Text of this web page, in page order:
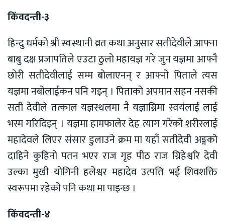
किंवदन्ती-३
हिन्दु धर्मको श्री स्वस्थानी व्रत कथा अनुसार सतीदेवीले आफ्ना
बाबु दक्ष प्रजापतिले एउटा ठुलो महायज्ञ गरे जुन यज्ञमा आफ्नै
छोरी सतीदेवीलाई सम्म बोलाएनन् र आफ्नो पिताले त्यस
यज्ञमा नबोलाईकन पनि गइन् । पिताको अपमान सहन नसकी
सती देवीले तत्काल यज्ञस्थलमा नै यज्ञाग्निमा स्वयंलाई लाई
भस्म गरिदिइन् । यज्ञमा हामफालेर देह त्याग गरेको शरीरलाई
महादेवले लिएर संसार डुलाउने क्रम मा यहाँ सतीदेवी अङ्गको
दाहिने कुहिनो पतन भएर राज गृह पीठ राज ग्रिहेश्वरि देवी
उल्का मुखी योगिनी हलेश्वर महादेव उत्पत्ति भई शिवशक्ति
स्वरूपमा रहेको पनि कथा मा पाइन्छ ।
किंवदन्ती-४